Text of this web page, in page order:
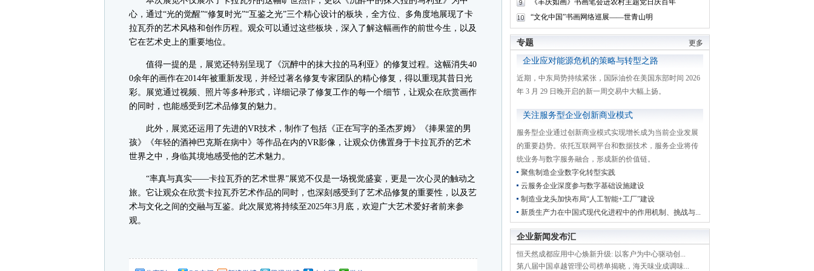
心，通过“光的觉醒”“修复时光”“互鉴之光”三个精心设计的板块，全方位、多角度地展现了卡
拉瓦乔的艺术风格和创作历程。观众可以通过这些板块，深入了解这幅画作的前世今生，以及
它在艺术史上的重要地位。
值得一提的是，展览还特别呈现了《沉醉中的抹大拉的马利亚》的修复过程。这幅消失40
0余年的画作在2014年被重新发现，并经过著名修复专家团队的精心修复，得以重现其昔日光
彩。展览通过视频、照片等多种形式，详细记录了修复工作的每一个细节，让观众在欣赏画作
的同时，也能感受到艺术品修复的魅力。
此外，展览还运用了先进的VR技术，制作了包括《正在写字的圣杰罗姆》《捧果篮的男
孩》《年轻的酒神巴克斯在病中》等作品在内的VR影像，让观众仿佛置身于卡拉瓦乔的艺术
世界之中，身临其境地感受他的艺术魅力。
“率真与真实——卡拉瓦乔的艺术世界”展览不仅是一场视觉盛宴，更是一次心灵的触动之
旅。它让观众在欣赏卡拉瓦乔艺术作品的同时，也深刻感受到了艺术品修复的重要性，以及艺
术与文化之间的交融与互鉴。此次展览将持续至2025年3月底，欢迎广大艺术爱好者前来参
观。
《丰庆如画》书画笔会进农村主题党日庆百年
“文化中国”书画网络巡展——世青山明
更多
专题
企业应对能源危机的策略与转型之路
近期，中东局势持续紧张，国际油价在美国东部时间 2026
年 3 月 29 日晚开启的新一周交易中大幅上扬。
关注服务型企业创新商业模式
服务型企业通过创新商业模式实现增长成为当前企业发展
的重要趋势。依托互联网平台和数据技术，服务企业将传
统业务与数字服务融合，形成新的价值链。
聚焦制造企业数字化转型实践
云服务企业深度参与数字基础设施建设
制造业龙头加快布局“人工智能+工厂”建设
新质生产力在中国式现代化进程中的作用机制、挑战与...
企业新闻发布汇
恒天然成都应用中心焕新升级: 以客户为中心驱动创...
第八届中国卓越管理公司榜单揭晓，海天味业成调味...